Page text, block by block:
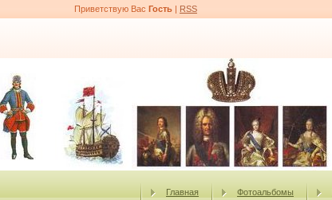
Приветствую Вас Гость | RSS
Главная Фотоальбомы